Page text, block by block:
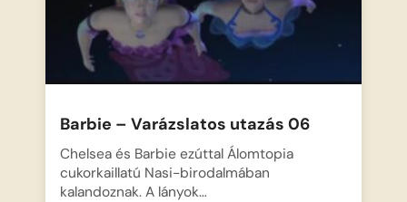
Barbie – Varázslatos utazás 06
Chelsea és Barbie ezúttal Álomtopia
cukorkaillatú Nasi-birodalmában
kalandoznak. A lányok…